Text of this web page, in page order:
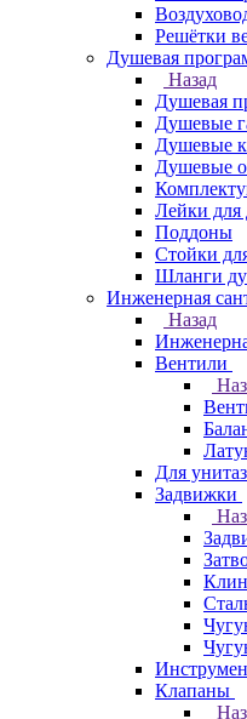
Решётки
Душевая
Назад
Душевая
Душевые
Душевые
Душевые
Лейки для
Поддоны
Стойки
Шланги
Инженерная
Назад
Вентили
Для
Задвижки
Клапаны